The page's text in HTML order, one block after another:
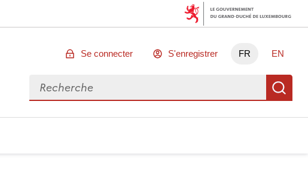
Se connecter S'enregistrer FR EN
Rechercher des données